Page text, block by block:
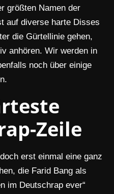
größten Namen der
auf diverse harte Disses
die Gürtellinie gehen,
anhören. Wir werden in
noch über einige
Zeile
erst einmal eine ganz
die Farid Bang als
im Deutschrap ever“